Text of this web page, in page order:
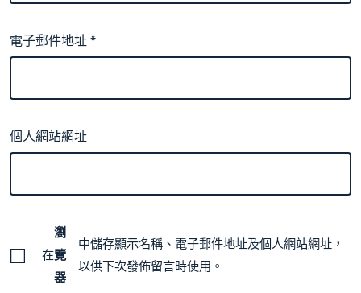
電子郵件地址*
個人網站網址
在
瀏
覽
器
中儲存顯示名稱、電子郵件地址及個人網站網址，
以供下次發佈留言時使用。